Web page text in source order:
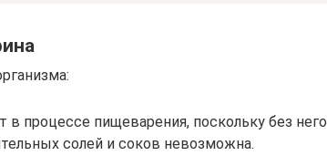
в процессе пищеварения, поскольку без него
солей и соков невозможна.